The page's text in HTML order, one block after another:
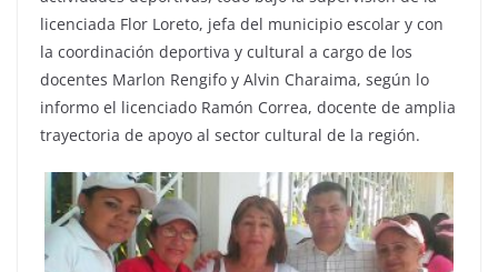
licenciada Flor Loreto, jefa del municipio escolar y con
la coordinación deportiva y cultural a cargo de los
docentes Marlon Rengifo y Alvin Charaima, según lo
informo el licenciado Ramón Correa, docente de amplia
trayectoria de apoyo al sector cultural de la región.